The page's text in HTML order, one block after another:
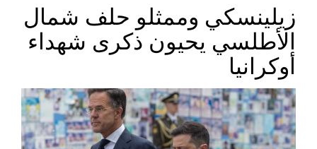
زيلينسكي وممثلو حلف شمال
الأطلسي يحيون ذكرى شهداء
أوكرانيا